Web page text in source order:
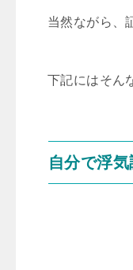
当然ながら、
下記にはそん
自分で浮